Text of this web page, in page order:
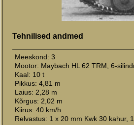
Tehnilised andmed
Meeskond: 3
Mootor: Maybach HL 62 TRM, 6-
Kaal: 10 t
Pikkus: 4,81 m
Laius: 2,28 m
Kõrgus: 2,02 m
Kiirus: 40 km/h
Relvastus: 1 x 20 mm Kwk 30 kahur,